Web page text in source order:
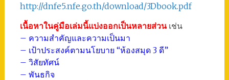
http://dnfe5.nfe.go.th/download/3Dbook.pdf
เนื้อหาในคู่มือเล่มนี้แบ่งออกเป็นหลายส่วนเช่น
– ความสำคัญและความเป็นมา
– เป้าประสงค์ตามนโยบาย “ห้องสมุด 3 ดี”
– วิสัยทัศน์
– พันธกิจ